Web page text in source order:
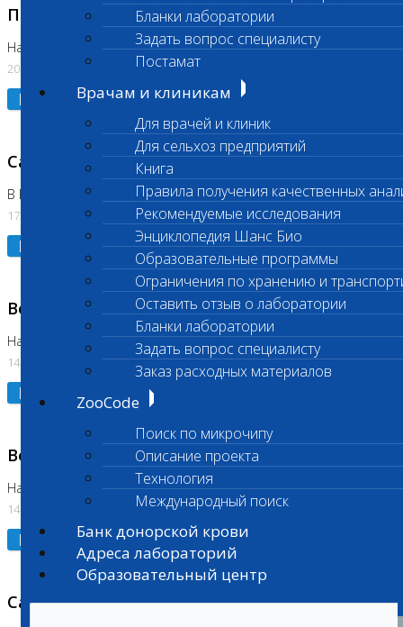
Бланки лаборатории
Задать вопрос специалисту
Постамат
Врачам и клиникам
Для врачей и клиник
Для сельхоз предприятий
Книга
Правила получения качественных
Рекомендуемые исследования
Энциклопедия Шанс Био
Образовательные программы
Ограничения по хранению и
Оставить отзыв о лаборатории
Бланки лаборатории
Задать вопрос специалисту
Заказ расходных материалов
ZooCode
Поиск по микрочипу
Описание проекта
Технология
Международный поиск
Банк донорской крови
Адреса лабораторий
Образовательный центр
Приостановлено выполнение исследования
На Нагорной
20.07.2026
Подробнее
Санитарный день
В Бутово
17.07.2026
Подробнее
Возобновлено выполнение исследования
На Нагорной (Код 961, 962)
14.07.2026
Подробнее
Возобновлено выполнение исследования
На Нагорной (Код 157)
14.07.2026
Подробнее
Санитарный день